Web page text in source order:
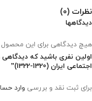
نظرات (0)
دیدگاهها
هیچ دیدگاهی برای این
اولین نفری باشید که
اجتماعی ایران (1320-1322)”
برای ثبت نقد و بررسی وارد